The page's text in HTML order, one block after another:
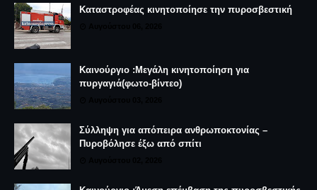
Καταστροφέας κινητοποίησε την πυροσβεστική
Καινούργιο :Μεγάλη κινητοποίηση για
πυργαγιά(φωτο-βίντεο)
Σύλληψη για απόπειρα ανθρωποκτονίας –
Πυροβόλησε έξω από σπίτι